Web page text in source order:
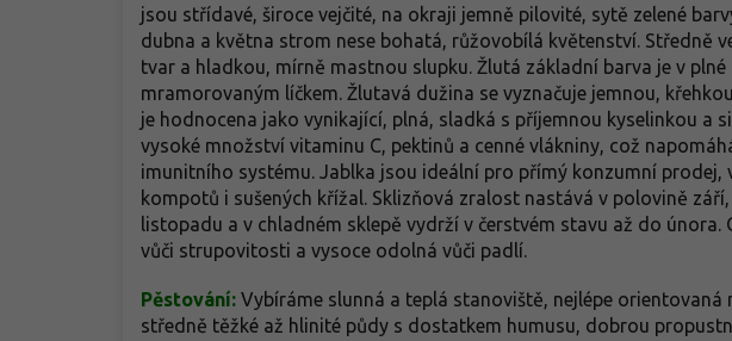
jsou střídavé, široce vejčité, na okraji jemně pilovité, sytě zelené
dubna a května strom nese bohatá, růžovobílá květenství. Středně
tvar a hladkou, mírně mastnou slupku. Žlutá základní barva je v
mramorovaným líčkem. Žlutavá dužina se vyznačuje jemnou,
je hodnocena jako vynikající, plná, sladká s příjemnou kyselinkou a
vysoké množství vitaminu C, pektinů a cenné vlákniny, což
imunitního systému. Jablka jsou ideální pro přímý konzumní prodej,
kompotů i sušených křížal. Sklizňová zralost nastává v polovině
listopadu a v chladném sklepě vydrží v čerstvém stavu až do
vůči strupovitosti a vysoce odolná vůči padlí.
Pěstování: Vybíráme slunná a teplá stanoviště, nejlépe orientovaná
středně těžké až hlinité půdy s dostatkem humusu, dobrou